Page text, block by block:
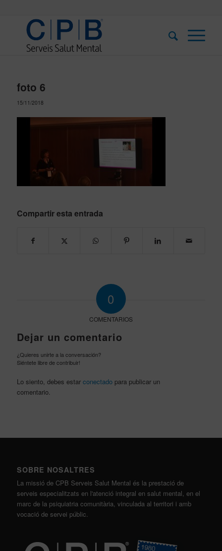
foto 6
15/11/2018
Compartir esta entrada
0
COMENTARIOS
Dejar un comentario
¿Quieres unirte a la conversación?
Siéntete libre de contribuir!
Lo siento, debes estar conectadopara publicar un
comentario.
SOBRE NOSALTRES
La missió de CPB Serveis Salut Mental és la prestació de
serveis especialitzats en l'atenció integral en salut mental, en el
marc de la psiquiatria comunitària, vinculada al territori i amb
vocació de servei públic.